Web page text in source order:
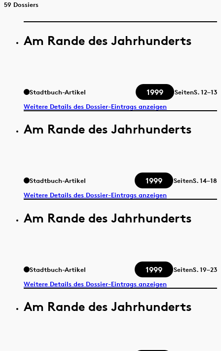
59 Dossiers
Am Rande des Jahrhunderts
Stadtbuch-Artikel 1999 SeitenS.12–13
Weitere Details des Dossier-Eintrags anzeigen
Am Rande des Jahrhunderts
Stadtbuch-Artikel 1999 SeitenS.14–18
Weitere Details des Dossier-Eintrags anzeigen
Am Rande des Jahrhunderts
Stadtbuch-Artikel 1999 SeitenS.19–23
Weitere Details des Dossier-Eintrags anzeigen
Am Rande des Jahrhunderts